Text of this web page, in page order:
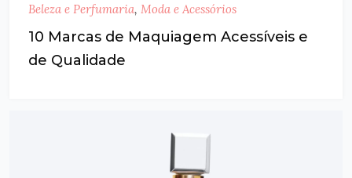
Beleza e Perfumaria, Moda e Acessórios
10 Marcas de Maquiagem Acessíveis e
de Qualidade